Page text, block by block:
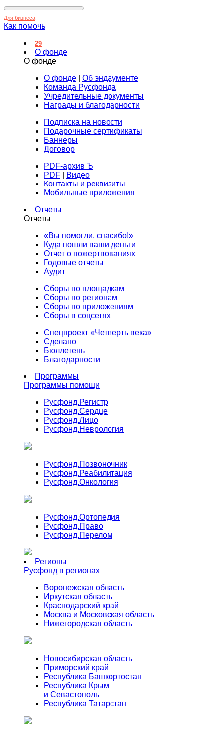
Для бизнеса
Как помочь
29
О фонде
О фонде
О фонде
Об эндаументе
Команда Русфонда
Учредительные документы
Награды и благодарности
Подписка на новости
Подарочные сертификаты
Баннеры
Договор
PDF-архив Ъ
PDF
Видео
Контакты и реквизиты
Мобильные приложения
Отчеты
Отчеты
«Вы помогли, спасибо!»
Куда пошли ваши деньги
Отчет о пожертвованиях
Годовые отчеты
Аудит
Сборы по площадкам
Сборы по регионам
Сборы по приложениям
Сборы в соцсетях
Спецпроект «Четверть века»
Сделано
Бюллетень
Благодарности
Программы
Программы помощи
Русфонд.Регистр
Русфонд.Сердце
Русфонд.Лицо
Русфонд.Неврология
Русфонд.Позвоночник
Русфонд.Реабилитация
Русфонд.Онкология
Русфонд.Ортопедия
Русфонд.Право
Русфонд.Перелом
Регионы
Русфонд в регионах
Воронежская область
Иркутская область
Краснодарский край
Москва и Московская область
Нижегородская область
Новосибирская область
Приморский край
Республика Башкортостан
Республика Крым
и Севастополь
Республика Татарстан